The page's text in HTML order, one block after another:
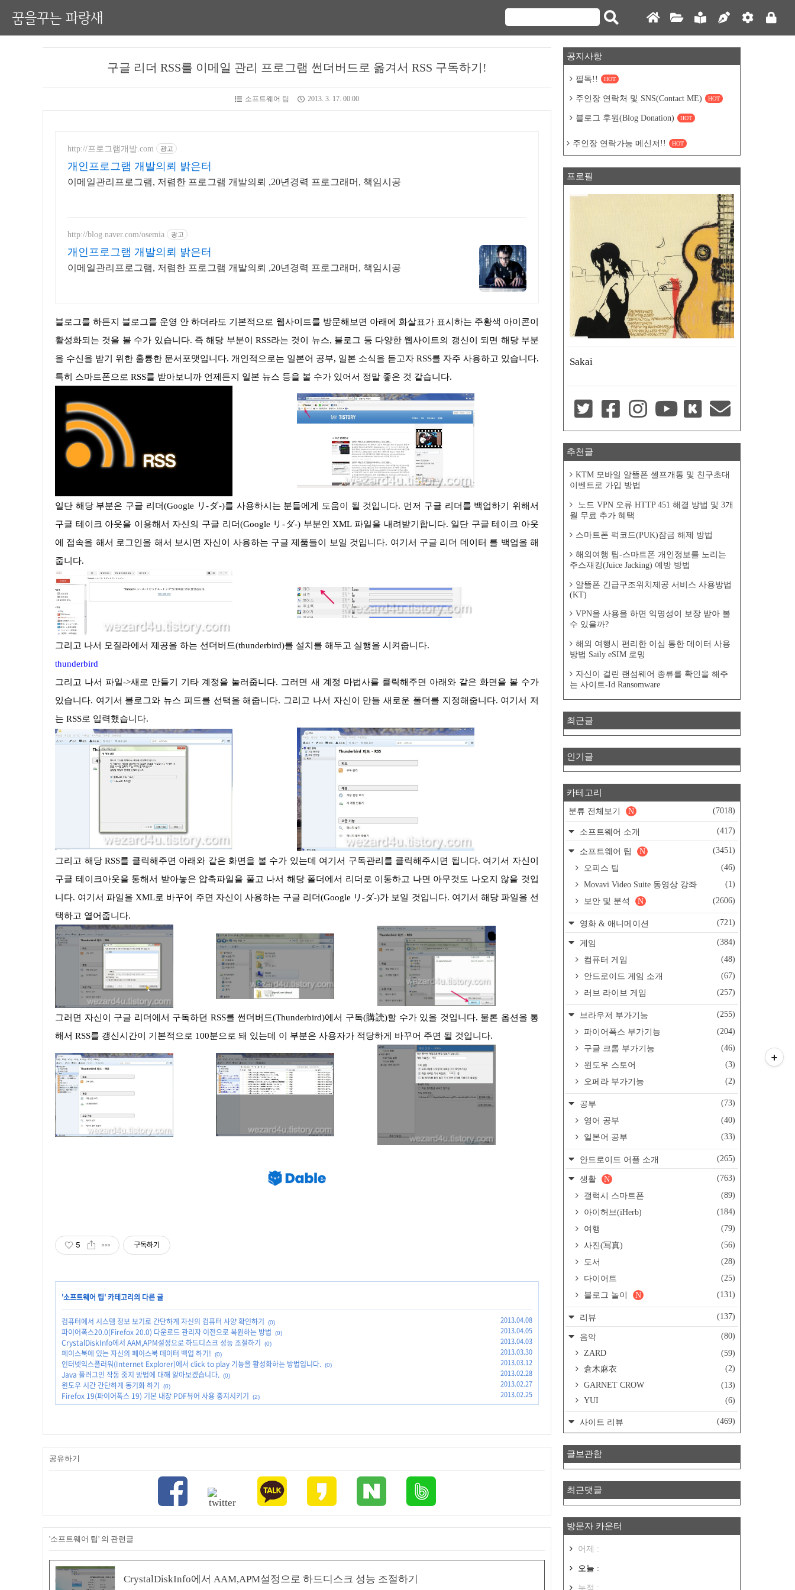
꿈을꾸는 파랑새
구글 리더 RSS를 이메일 관리 프로그램 썬더버드로 옮겨서 RSS 구독하기!
소프트웨어 팁 2013. 3. 17. 00:00
http://프로그램개발.com 광고
개인프로그램 개발의뢰 밝은터
이메일관리프로그램, 저렴한 프로그램 개발의뢰 ,20년경력 프로그래머, 책임시공
http://blog.naver.com/osemia 광고
개인프로그램 개발의뢰 밝은터
이메일관리프로그램, 저렴한 프로그램 개발의뢰 ,20년경력 프로그래머, 책임시공
블로그를 하든지 블로그를 운영 안 하더라도 기본적으로 웹사이트를 방문해보면 아래에 화살표가 표시하는 주황색 아이콘이
활성화되는 것을 볼 수가 있습니다. 즉 해당 부분이 RSS라는 것이 뉴스, 블로그 등 다양한 웹사이트의 갱신이 되면 해당 부분
을 수신을 받기 위한 훌륭한 문서포맷입니다. 개인적으로는 일본어 공부, 일본 소식을 듣고자 RSS를 자주 사용하고 있습니다.
특히 스마트폰으로 RSS를 받아보니까 언제든지 일본 뉴스 등을 볼 수가 있어서 정말 좋은 것 같습니다.
일단 해당 부분은 구글 리더(Google リ-ダ-)를 사용하시는 분들에게 도움이 될 것입니다. 먼저 구글 리더를 백업하기 위해서
구글 테이크 아웃을 이용해서 자신의 구글 리더(Google リ-ダ-) 부분인 XML 파일을 내려받기합니다. 일단 구글 테이크 아웃
에 접속을 해서 로그인을 해서 보시면 자신이 사용하는 구글 제품들이 보일 것입니다. 여기서 구글 리더 데이터 를 백업을 해
줍니다.
그리고 나서 모질라에서 제공을 하는 선더버드(thunderbird)를 설치를 해두고 실행을 시켜줍니다.
thunderbird
그리고 나서 파일->새로 만들기 기타 계정을 눌러줍니다. 그러면 새 계정 마법사를 클릭해주면 아래와 같은 화면을 볼 수가
있습니다. 여기서 블로그와 뉴스 피드를 선택을 해줍니다. 그리고 나서 자신이 만들 새로운 폴더를 지정해줍니다. 여기서 저
는 RSS로 입력했습니다.
그리고 해당 RSS를 클릭해주면 아래와 같은 화면을 볼 수가 있는데 여기서 구독관리를 클릭해주시면 됩니다. 여기서 자신이
구글 테이크아웃을 통해서 받아놓은 압축파일을 풀고 나서 해당 폴더에서 리더로 이동하고 나면 아무것도 나오지 않을 것입
니다. 여기서 파일을 XML로 바꾸어 주면 자신이 사용하는 구글 리더(Google リ-ダ-)가 보일 것입니다. 여기서 해당 파일을 선
택하고 열어줍니다.
그러면 자신이 구글 리더에서 구독하던 RSS를 썬더버드(Thunderbird)에서 구독(購読)할 수가 있을 것입니다. 물론 옵션을 통
해서 RSS를 갱신시간이 기본적으로 100분으로 돼 있는데 이 부분은 사용자가 적당하게 바꾸어 주면 될 것입니다.
5 구독하기
'소프트웨어 팁' 카테고리의 다른 글
컴퓨터에서 시스템 정보 보기로 간단하게 자신의 컴퓨터 사양 확인하기 (0) 2013.04.08
파이어폭스20.0(Firefox 20.0) 다운로드 관리자 이전으로 복원하는 방법 (0) 2013.04.05
CrystalDiskInfo에서 AAM,APM설정으로 하드디스크 성능 조절하기 (0) 2013.04.03
페이스북에 있는 자신의 페이스북 데이터 백업 하기! (0) 2013.03.30
인터넷익스플러워(Internet Explorer)에서 click to play 기능을 활성화하는 방법입니다. (0) 2013.03.12
Java 플러그인 작동 중지 방법에 대해 알아보겠습니다. (0) 2013.02.28
윈도우 시간 간단하게 동기화 하기 (0) 2013.02.27
Firefox 19(파이어폭스 19) 기본 내장 PDF뷰어 사용 중지시키기 (2) 2013.02.25
공유하기
'소프트웨어 팁' 의 관련글
CrystalDiskInfo에서 AAM,APM설정으로 하드디스크 성능 조절하기
공지사항
필독!! HOT
주인장 연락처 및 SNS(Contact ME) HOT
블로그 후원(Blog Donation) HOT
주인장 연락가능 메신저!! HOT
프로필
Sakai
추천글
KTM 모바일 알뜰폰 셀프개통 및 친구초대
이벤트로 가입 방법
노드 VPN 오류 HTTP 451 해결 방법 및 3개
월 무료 추가 혜택
스마트폰 퍽코드(PUK)잠금 해제 방법
해외여행 팁-스마트폰 개인정보를 노리는
주스재킹(Juice Jacking) 예방 방법
알뜰폰 긴급구조위치제공 서비스 사용방법
(KT)
VPN을 사용을 하면 익명성이 보장 받아 볼
수 있을까?
해외 여행시 편리한 이심 통한 데이터 사용
방법 Saily eSIM 로밍
자신이 걸린 랜섬웨어 종류를 확인을 해주
는 사이트-Id Ransomware
최근글
인기글
카테고리
분류 전체보기 (7018)
N
소프트웨어 소개 (417)
소프트웨어 팁 (3451)
N
오피스 팁
(46)
Movavi Video Suite 동영상 강좌
(1)
보안 및 분석
(2606)
N
영화 & 애니메이션 (721)
게임
(384)
컴퓨터 게임
(48)
안드로이드 게임 소개
(67)
러브 라이브 게임
(257)
브라우저 부가기능
(255)
파이어폭스 부가기능
(204)
구글 크롬 부가기능
(46)
윈도우 스토어
(3)
오페라 부가기능
(2)
공부
(73)
영어 공부
(40)
일본어 공부
(33)
안드로이드 어플 소개 (265)
생활 (763)
N
갤럭시 스마트폰
(89)
아이허브(iHerb)
(184)
여행
(79)
사진(写真)
(56)
도서
(28)
다이어트
(25)
블로그 놀이
(131)
N
리뷰 (137)
음악
(80)
ZARD
(59)
倉木麻衣
(2)
GARNET CROW
(13)
YUI
(6)
사이트 리뷰 (469)
글보관함
최근댓글
방문자 카운터
어제 :
오늘 :
누적 :